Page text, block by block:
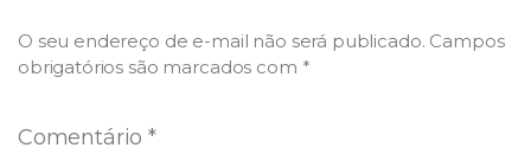
O seu endereço de e-mail não será publicado. Campos
obrigatórios são marcados com *